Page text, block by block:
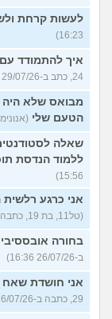
לעשות קרחת
16:23)
איך להתמודד
24, כתב ב-29/07/26 16:14)
מבואס שלא היה
הטעם שלי (אנונימי, בן 25, כתב ב-
שאלה
ללמוד הנדסת
15:56)
אני כרגע
(טל11, בת 19, כתבה ב-26/07/26 16:47)
בחורה
ב-26/07/26 16:36)
אני חושדת
29, כתבה ב-26/07/26 16:27)